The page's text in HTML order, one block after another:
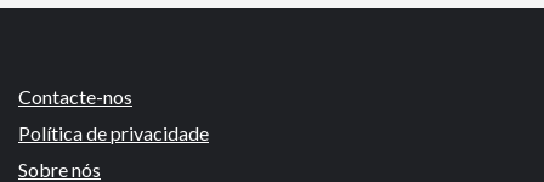
Contacte-nos
Política de privacidade
Sobre nós